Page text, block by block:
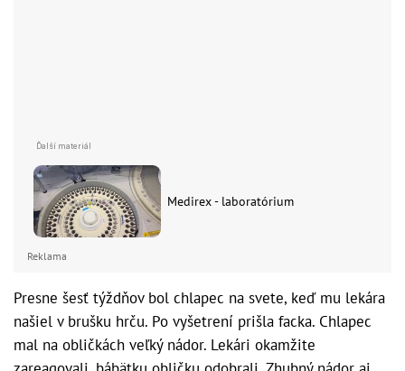
Medirex - laboratórium
Reklama
Presne šesť týždňov bol chlapec na svete, keď mu lekára
našiel v brušku hrču. Po vyšetrení prišla facka. Chlapec
mal na obličkách veľký nádor. Lekári okamžite